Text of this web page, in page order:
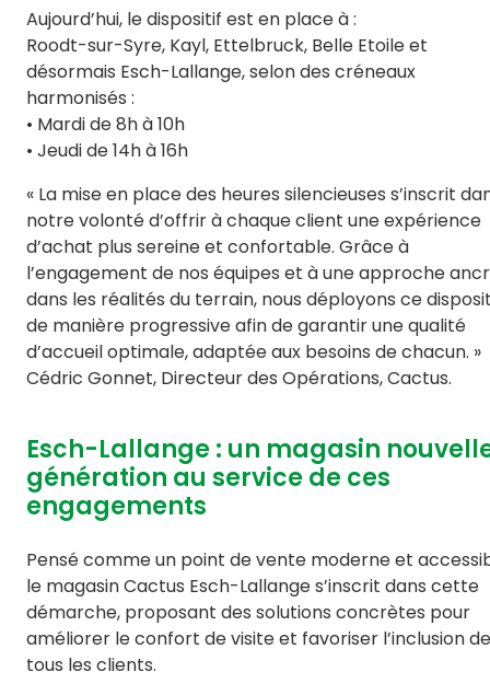
Aujourd’hui, le dispositif est en place à :
Roodt-sur-Syre, Kayl, Ettelbruck, Belle Etoile et
désormais Esch-Lallange, selon des créneaux
harmonisés :
• Mardi de 8h à 10h
• Jeudi de 14h à 16h
« La mise en place des heures silencieuses s’inscrit
notre volonté d’offrir à chaque client une expérience
d’achat plus sereine et confortable. Grâce à
l’engagement de nos équipes et à une approche
dans les réalités du terrain, nous déployons ce
de manière progressive afin de garantir une qualité
d’accueil optimale, adaptée aux besoins de chacun. »
Cédric Gonnet, Directeur des Opérations, Cactus.
Esch-Lallange : un magasin
génération au service de ces
engagements
Pensé comme un point de vente moderne et
le magasin Cactus Esch-Lallange s’inscrit dans cette
démarche, proposant des solutions concrètes pour
améliorer le confort de visite et favoriser l’inclusion de
tous les clients.